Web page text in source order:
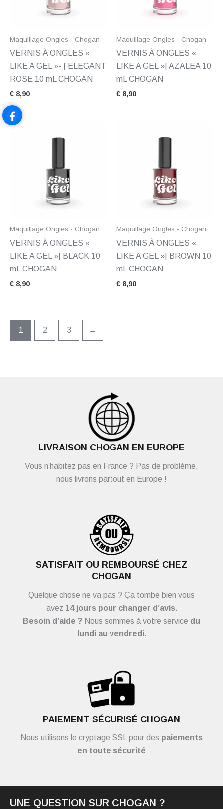
Maquillage Ongles - Chogan
VERNIS À ONGLES «
LIKE A GEL »- | ELEGANT
ROSE 10 mL CHOGAN
€ 8,90
Maquillage Ongles - Chogan
VERNIS À ONGLES «
LIKE A GEL »| AZALEA 10
mL CHOGAN
€ 8,90
Maquillage Ongles - Chogan
VERNIS À ONGLES «
LIKE A GEL »| BLACK 10
mL CHOGAN
€ 8,90
Maquillage Ongles - Chogan
VERNIS À ONGLES «
LIKE A GEL »| BROWN 10
mL CHOGAN
€ 8,90
1 2 3 →
LIVRAISON CHOGAN EN EUROPE
Vous n’habitez pas en France ? Pas de problème,
nous livrons partout en Europe !
SATISFAIT OU REMBOURSÉ CHEZ
CHOGAN
Quelque chose ne va pas ? Ça tombe bien vous
avez 14 jours pour changer d’avis.
Besoin d’aide ? Nous sommes à votre service du
lundi au vendredi.
PAIEMENT SÉCURISÉ CHOGAN
Nous utilisons le cryptage SSL pour des paiements
en toute sécurité
UNE QUESTION SUR CHOGAN ?